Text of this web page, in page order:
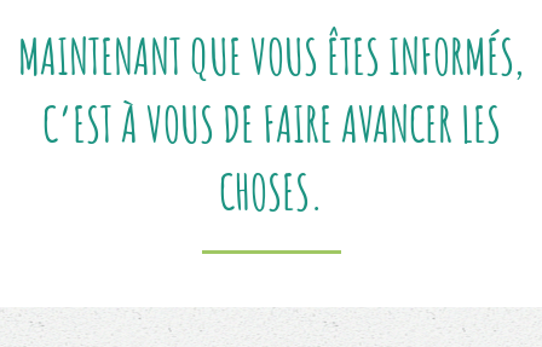
MAINTENANT QUE VOUS ÊTES INFORMÉS,
C’EST À VOUS DE FAIRE AVANCER LES
CHOSES.